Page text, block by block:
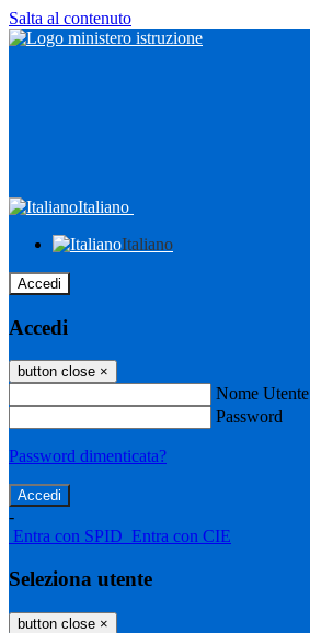
Salta al contenuto
Italiano
Italiano
Accedi
Accedi
button close ×
Nome Utente
Password
Password dimenticata?
-
Entra con SPID Entra con CIE
Seleziona utente
button close ×